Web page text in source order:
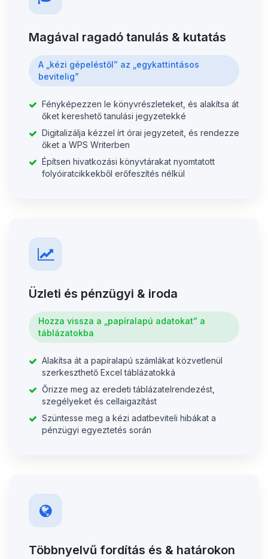
Magával ragadó tanulás & kutatás
A „kézi gépeléstől” az „egykattintásos
bevitelig”
Fényképezzen le könyvrészleteket, és alakítsa át
őket kereshető tanulási jegyzetekké
Digitalizálja kézzel írt órai jegyzeteit, és rendezze
őket a WPS Writerben
Építsen hivatkozási könyvtárakat nyomtatott
folyóiratcikkekből erőfeszítés nélkül
Üzleti és pénzügyi & iroda
Hozza vissza a „papíralapú adatokat” a
táblázatokba
Alakítsa át a papíralapú számlákat közvetlenül
szerkeszthető Excel táblázatokká
Őrizze meg az eredeti táblázatelrendezést,
szegélyeket és cellaigazítást
Szüntesse meg a kézi adatbeviteli hibákat a
pénzügyi egyeztetés során
Többnyelvű fordítás és & határokon